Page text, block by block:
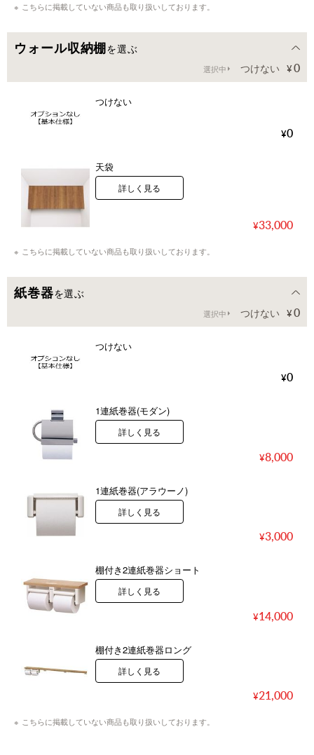
こちらに掲載していない商品も取り扱いしております。
ウォール収納棚を選ぶ
選択中 つけない 0
つけない
0
天袋
詳しく見る
33,000
こちらに掲載していない商品も取り扱いしております。
紙巻器を選ぶ
選択中 つけない 0
つけない
0
1連紙巻器(モダン)
詳しく見る
8,000
1連紙巻器(アラウーノ)
詳しく見る
3,000
棚付き2連紙巻器ショート
詳しく見る
14,000
棚付き2連紙巻器ロング
詳しく見る
21,000
こちらに掲載していない商品も取り扱いしております。